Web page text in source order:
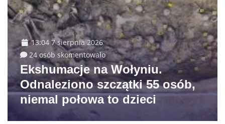
13:04 7 sierpnia 2026
24 osób skomentowało
Ekshumacje na Wołyniu.
Odnaleziono szczątki 55 osób,
niemal połowa to dzieci